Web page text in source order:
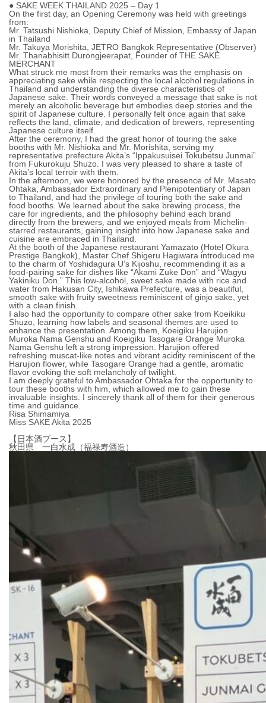
● SAKE WEEK THAILAND 2025 – Day 1
On the first day, an Opening Ceremony was held with greetings
from:
Mr. Tatsushi Nishioka, Deputy Chief of Mission, Embassy of Japan
in Thailand
Mr. Takuya Morishita, JETRO Bangkok Representative (Observer)
Mr. Thanabhisitt Durongjeerapat, Founder of THE SAKE
MERCHANT
What struck me most from their remarks was the emphasis on
appreciating sake while respecting the local alcohol regulations in
Thailand and understanding the diverse characteristics of
Japanese sake. Their words conveyed a message that sake is not
merely an alcoholic beverage but embodies deep stories and the
spirit of Japanese culture. I personally felt once again that sake
reflects the land, climate, and dedication of brewers, representing
Japanese culture itself.
After the ceremony, I had the great honor of touring the sake
booths with Mr. Nishioka and Mr. Morishita, serving my
representative prefecture Akita’s “Ippakusuisei Tokubetsu Junmai”
from Fukurokuju Shuzo. I was very pleased to share a taste of
Akita’s local terroir with them.
In the afternoon, we were honored by the presence of Mr. Masato
Ohtaka, Ambassador Extraordinary and Plenipotentiary of Japan
to Thailand, and had the privilege of touring both the sake and
food booths. We learned about the sake brewing process, the
care for ingredients, and the philosophy behind each brand
directly from the brewers, and we enjoyed meals from Michelin-
starred restaurants, gaining insight into how Japanese sake and
cuisine are embraced in Thailand.
At the booth of the Japanese restaurant Yamazato (Hotel Okura
Prestige Bangkok), Master Chef Shigeru Hagiwara introduced me
to the charm of Yoshidagura U’s Kijoshu, recommending it as a
food-pairing sake for dishes like “Akami Zuke Don” and “Wagyu
Yakiniku Don.” This low-alcohol, sweet sake made with rice and
water from Hakusan City, Ishikawa Prefecture, was a beautiful,
smooth sake with fruity sweetness reminiscent of ginjo sake, yet
with a clean finish.
I also had the opportunity to compare other sake from Koeikiku
Shuzo, learning how labels and seasonal themes are used to
enhance the presentation. Among them, Koeigiku Harujion
Muroka Nama Genshu and Koeigiku Tasogare Orange Muroka
Nama Genshu left a strong impression. Harujion offered
refreshing muscat-like notes and vibrant acidity reminiscent of the
Harujion flower, while Tasogare Orange had a gentle, aromatic
flavor evoking the soft melancholy of twilight.
I am deeply grateful to Ambassador Ohtaka for the opportunity to
tour these booths with him, which allowed me to gain these
invaluable insights. I sincerely thank all of them for their generous
time and guidance.
Risa Shimamiya
Miss SAKE Akita 2025
【日本酒ブース】
秋田県 一白水成（福禄寿酒造）